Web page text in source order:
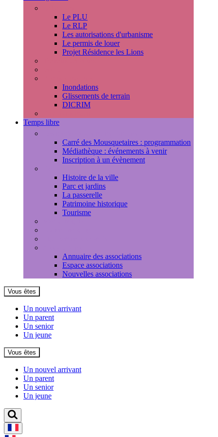
Le PLU
Le RLP
Les autorisations d'urbanisme
Le permis de louer
Projet Résidence les Lions
Inondations
Glissements de terrain
DICRIM
Temps libre
Carré des Mousquetaires : programmation
Médiathèque : événements à venir
Inscription à un évènement
Histoire de la ville
Parc et jardins
La passerelle
Patrimoine historique
Tourisme
Annuaire des associations
Espace associations
Nouvelles associations
Vous êtes
Un nouvel arrivant
Un parent
Un senior
Un jeune
Vous êtes
Un nouvel arrivant
Un parent
Un senior
Un jeune